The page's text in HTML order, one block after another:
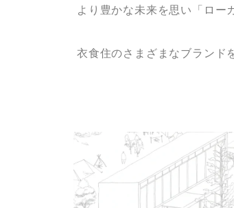
より豊かな未来を思い「ロー
衣食住のさまざまなブランド